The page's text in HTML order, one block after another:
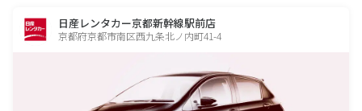
日産レンタカー京都新幹線駅前店
京都府京都市南区西九条北ノ内町41-4